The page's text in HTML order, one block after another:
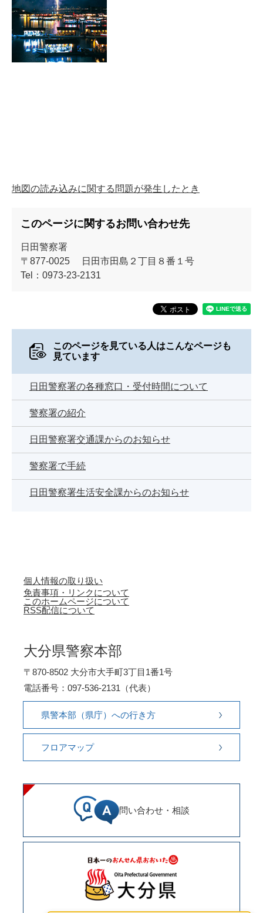
地図の読み込みに関する問題が発生したとき
このページに関するお問い合わせ先
日田警察署
〒877-0025
日田市田島２丁目８番１号
Tel：0973-23-2131
このページを見ている人はこんなページも
見ています
日田警察署の各種窓口・受付時間について
警察署の紹介
日田警察署交通課からのお知らせ
警察署で手続
日田警察署生活安全課からのお知らせ
個人情報の取り扱い
免責事項・リンクについて
このホームページについて
RSS配信について
大分県警察本部
〒870-8502 大分市大手町3丁目1番1号
電話番号：097-536-2131（代表）
県警本部（県庁）への行き方
フロアマップ
問い合わせ・相談